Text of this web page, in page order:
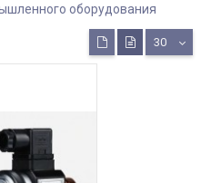
оборудования
30